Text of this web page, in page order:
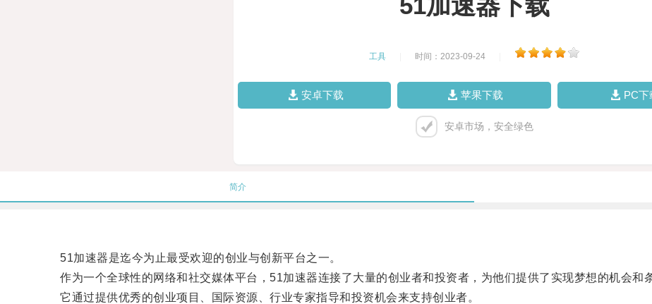
工具 时间：2023-09-24
安卓下载 苹果下载 PC下
安卓市场，安全绿色
简介
51加速器是迄今为止最受欢迎的创业与创新平台之一。
作为一个全球性的网络和社交媒体平台，51加速器连接了大量的创业者和投资者，为他们提供了实现梦想的机会和条
它通过提供优秀的创业项目、国际资源、行业专家指导和投资机会来支持创业者。